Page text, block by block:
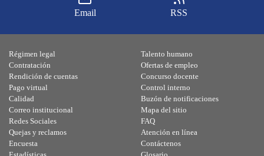
Email RSS
Régimen legal
Contratación
Rendición de cuentas
Pago virtual
Calidad
Talento humano
Ofertas de empleo
Concurso docente
Control interno
Buzón de notificaciones
Correo institucional
Redes Sociales
Quejas y reclamos
Encuesta
Mapa del sitio
FAQ
Atención en línea
Contáctenos